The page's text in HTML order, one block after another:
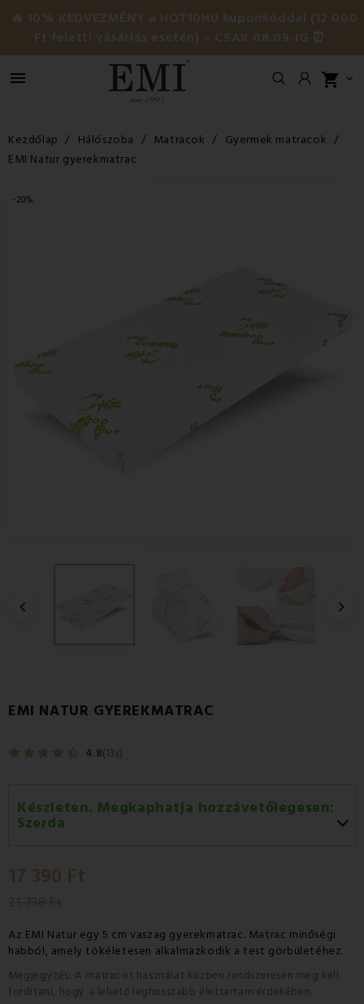
🔥 10% KEDVEZMÉNY a HOT10HU kuponkóddal (12 000
Ft feletti vásárlás esetén) – CSAK 08.09-IG ⏰
 shopping_cart 
Kezdőlap Hálószoba Matracok
Gyermek matracok
EMI Natur gyerekmatrac
-20%
 
EMI NATUR GYEREKMATRAC
4.8(13x)
Készleten. Megkaphatja hozzávetőlegesen:
Szerda
Csütörtök 13.08
17 390 Ft
Az EMI Natur egy 5 cm vaszag gyerekmatrac. Matrac minőségi
habból, amely tökéletesen alkalmazkodik a test görbületéhez.
Megjegyzés: A matracot használat közben rendszeresen meg kell
fordítani, hogy a lehető leghosszabb élettartam érdekében.